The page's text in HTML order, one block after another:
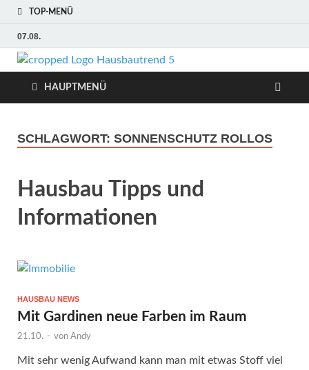
TOP-MENÜ
07.08.
Hausbau
Trends
Hausbau, Modernisierung,
Energietechnik, Haustechnik
HAUPTMENÜ
SCHLAGWORT: SONNENSCHUTZ ROLLOS
Hausbau Tipps und
Informationen
HAUSBAU NEWS
Mit Gardinen neue Farben im Raum
21.10. - von Andy
Mit sehr wenig Aufwand kann man mit etwas Stoff viel